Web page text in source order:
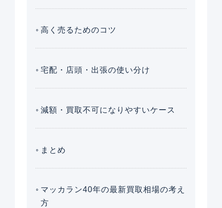
高く売るためのコツ
宅配・店頭・出張の使い分け
減額・買取不可になりやすいケース
まとめ
マッカラン40年の最新買取相場の考え
方